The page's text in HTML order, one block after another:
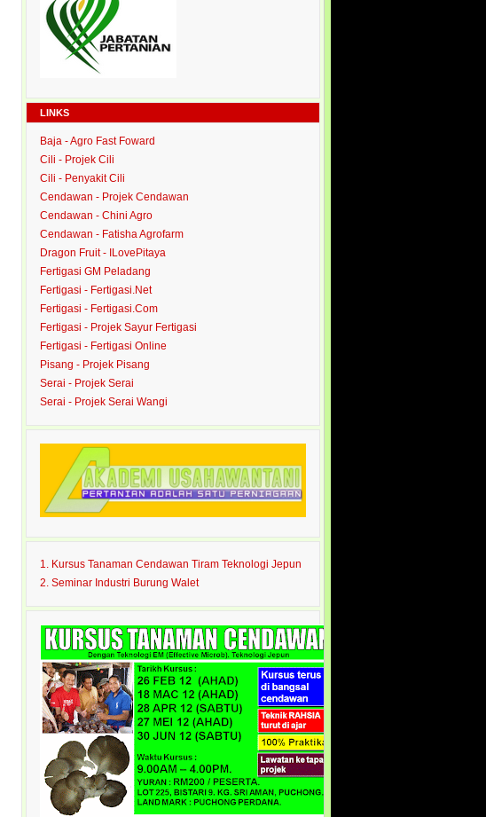
LINKS
Baja - Agro Fast Foward
Cili - Projek Cili
Cili - Penyakit Cili
Cendawan - Projek Cendawan
Cendawan - Chini Agro
Cendawan - Fatisha Agrofarm
Dragon Fruit - ILovePitaya
Fertigasi GM Peladang
Fertigasi - Fertigasi.Net
Fertigasi - Fertigasi.Com
Fertigasi - Projek Sayur Fertigasi
Fertigasi - Fertigasi Online
Pisang - Projek Pisang
Serai - Projek Serai
Serai - Projek Serai Wangi
1. Kursus Tanaman Cendawan Tiram Teknologi Jepun
2. Seminar Industri Burung Walet